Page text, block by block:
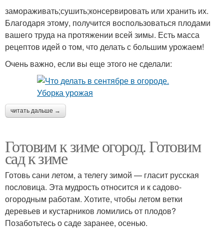
замораживать;сушить;консервировать или хранить их.
Благодаря этому, получится воспользоваться плодами
вашего труда на протяжении всей зимы. Есть масса
рецептов идей о том, что делать с большим урожаем!
Очень важно, если вы еще этого не сделали:
читать дальше →
Готовим к зиме огород. Готовим
сад к зиме
Готовь сани летом, а телегу зимой — гласит русская
пословица. Эта мудрость относится и к садово-
огородным работам. Хотите, чтобы летом ветки
деревьев и кустарников ломились от плодов?
Позаботьтесь о саде заранее, осенью.